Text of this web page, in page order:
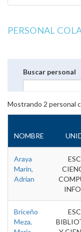
PERSONAL
Buscar personal
Mostrando 2 personal
NOMBRE
Araya
Marin,
Adrian
Briceño
Meza,